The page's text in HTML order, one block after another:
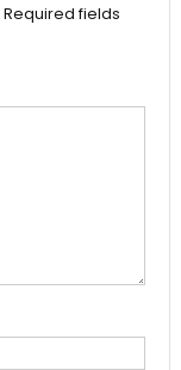
Required fields